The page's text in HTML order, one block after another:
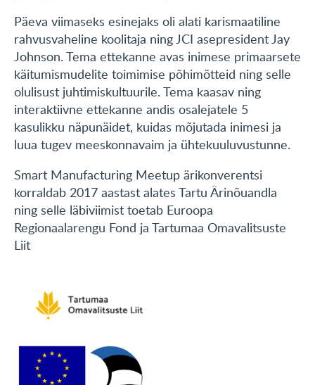
Päeva viimaseks esinejaks oli alati karismaatiline
rahvusvaheline koolitaja ning JCI asepresident Jay
Johnson. Tema ettekanne avas inimese primaarsete
käitumismudelite toimimise põhimõtteid ning selle
olulisust juhtimiskultuurile. Tema kaasav ning
interaktiivne ettekanne andis osalejatele 5
kasulikku näpunäidet, kuidas mõjutada inimesi ja
luua tugev meeskonnavaim ja ühtekuuluvustunne.
Smart Manufacturing Meetup ärikonverentsi
korraldab 2017 aastast alates Tartu Ärinõuandla
ning selle läbiviimist toetab Euroopa
Regionaalarengu Fond ja Tartumaa Omavalitsuste
Liit